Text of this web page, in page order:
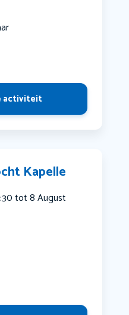
activiteit
Kapelle
tot 8 August